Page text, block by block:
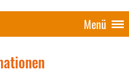
Menü